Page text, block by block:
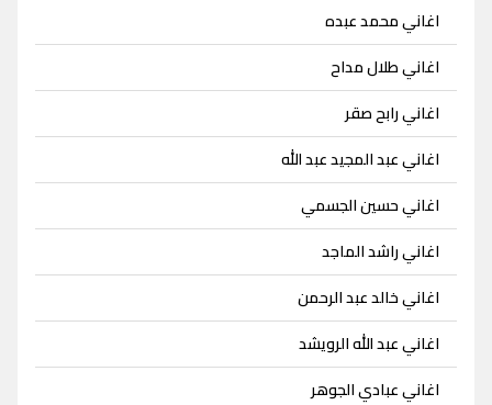
اغاني محمد عبده
اغاني طلال مداح
اغاني رابح صقر
اغاني عبد المجيد عبد الله
اغاني حسين الجسمي
اغاني راشد الماجد
اغاني خالد عبد الرحمن
اغاني عبد الله الرويشد
اغاني عبادي الجوهر